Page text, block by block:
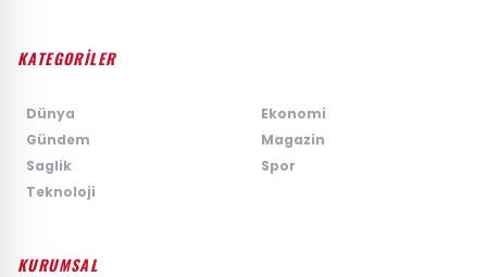
KATEGORİLER
Dünya
Ekonomi
Gündem
Magazin
Saglik
Spor
Teknoloji
KURUMSAL